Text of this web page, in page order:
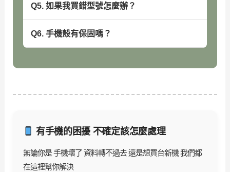
Q5. 如果我買錯型號怎麼辦？
Q6. 手機殼有保固嗎？
有手機的困擾 不確定該怎麼處理
無論你是 手機壞了 資料轉不過去 還是想買台新機 我們都
在這裡幫你解決